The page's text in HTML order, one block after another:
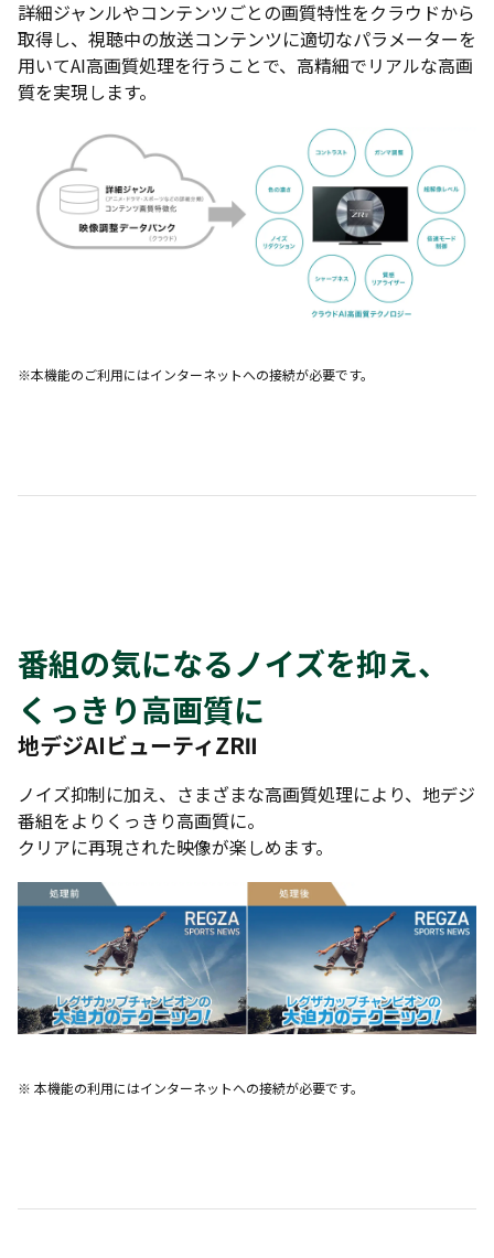
詳細ジャンルやコンテンツごとの画質特性をクラウドから
取得し、視聴中の放送コンテンツに適切なパラメーターを
用いてAI高画質処理を行うことで、高精細でリアルな高画
質を実現します。
※本機能のご利用にはインターネットへの接続が必要です。
番組の気になるノイズを抑え、
くっきり高画質に
地デジAIビューティZRⅡ
ノイズ抑制に加え、さまざまな高画質処理により、地デジ
番組をよりくっきり高画質に。
クリアに再現された映像が楽しめます。
※ 本機能の利用にはインターネットへの接続が必要です。